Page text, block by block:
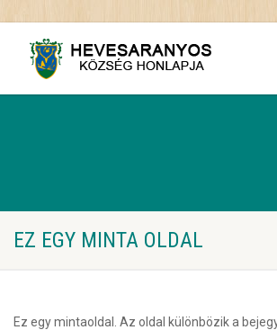
EZ EGY MINTA OLDAL
Ez egy mintaoldal. Az oldal különbözik a